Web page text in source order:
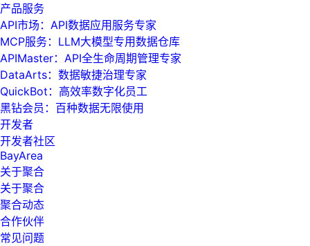
产品服务
API市场：API数据应用服务专家
MCP服务：LLM大模型专用数据仓库
APIMaster：API全生命周期管理专家
DataArts：数据敏捷治理专家
QuickBot：高效率数字化员工
黑钻会员：百种数据无限使用
开发者
开发者社区
BayArea
关于聚合
关于聚合
聚合动态
合作伙伴
常见问题